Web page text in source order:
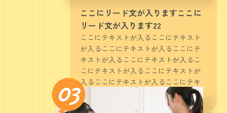
ここにリード文が入りますここに
リード文が入ります22
ここにテキストが入るここにテキスト
が入るここにテキストが入るここにテ
キストが入るここにテキストが入るこ
こにテキストが入るここにテキストが
入るここにテキストが入るここにテキ
ストが入るここにテキストが入る22
03